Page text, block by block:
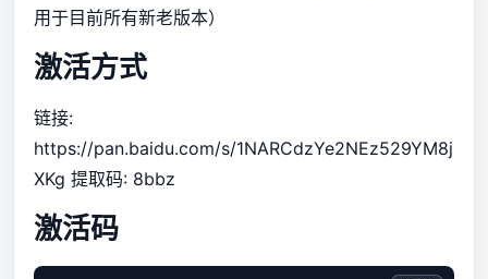
用于目前所有新老版本）
激活方式
链接:
https://pan.baidu.com/s/1NARCdzYe2NEz529YM8j
XKg 提取码: 8bbz
激活码